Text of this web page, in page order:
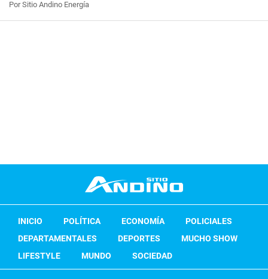
Por Sitio Andino Energía
INICIO POLÍTICA ECONOMÍA
POLICIALES
DEPARTAMENTALES
DEPORTES
MUCHO SHOW
LIFESTYLE
MUNDO SOCIEDAD